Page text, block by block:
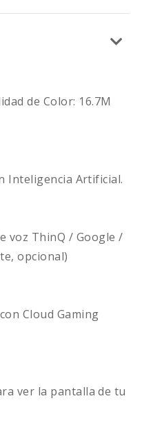
de Color: 16.7M
Inteligencia Artificial.
voz ThinQ / Google /
opcional)
Cloud Gaming
ver la pantalla de tu